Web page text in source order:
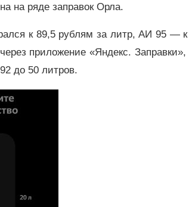
на ряде заправок Орла.
к 89,5 рублям за литр, АИ 95 —к
приложение «Яндекс. Заправки»,
до 50 литров.